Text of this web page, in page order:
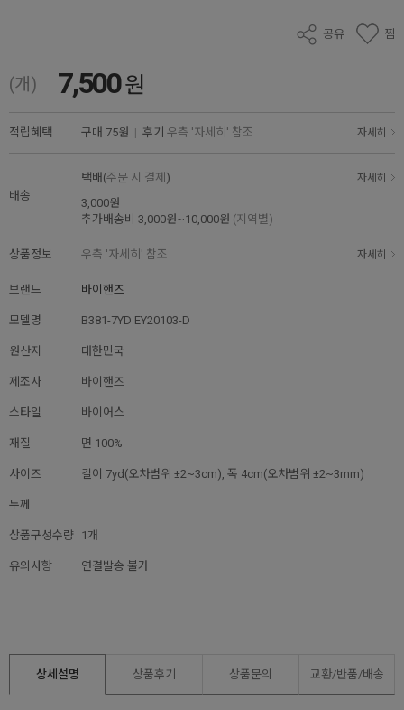
공유 찜
(개) 7,500원
적립혜택 구매 75원 | 후기 우측 '자세히' 참조 자세히
배송
택배(주문 시 결제 ) 자세히
3,000원
추가배송비 3,000원~10,000원 (지역별)
상품정보 우측 '자세히' 참조 자세히
브랜드 바이핸즈
모델명 B381-7YD EY20103-D
원산지 대한민국
제조사 바이핸즈
스타일 바이어스
재질 면 100%
사이즈 길이 7yd(오차범위 ±2~3cm), 폭 4cm(오차범위 ±2~3mm)
두께
상품구성수량 1개
유의사항 연결발송 불가
상세설명 상품후기 상품문의 교환/반품/배송